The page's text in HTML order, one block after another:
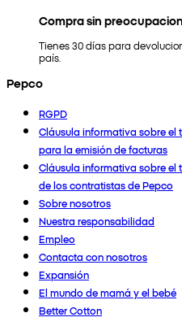
Compra sin
Tienes 30 días para
país.
Pepco
RGPD
Cláusula informativa sobre
para la emisión de facturas
Cláusula informativa sobre el
de los contratistas de Pepco
Sobre nosotros
Nuestra responsabilidad
Empleo
Contacta con nosotros
Expansión
El mundo de mamá y el bebé
Better Cotton